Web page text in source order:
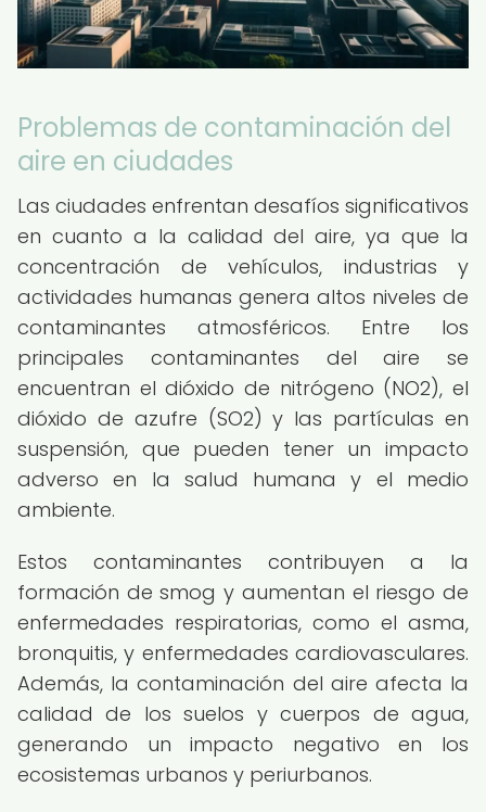
Problemas de contaminación del
aire en ciudades
Las ciudades enfrentan desafíos significativos
en cuanto a la calidad del aire, ya que la
concentración de vehículos, industrias y
actividades humanas genera altos niveles de
contaminantes atmosféricos. Entre los
principales contaminantes del aire se
encuentran el dióxido de nitrógeno (NO2), el
dióxido de azufre (SO2) y las partículas en
suspensión, que pueden tener un impacto
adverso en la salud humana y el medio
ambiente.
Estos contaminantes contribuyen a la
formación de smog y aumentan el riesgo de
enfermedades respiratorias, como el asma,
bronquitis, y enfermedades cardiovasculares.
Además, la contaminación del aire afecta la
calidad de los suelos y cuerpos de agua,
generando un impacto negativo en los
ecosistemas urbanos y periurbanos.